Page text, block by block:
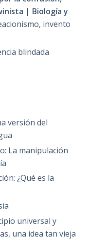
| Biología y
invento
blindada
versión del
La manipulación
¿Qué es la
universal y
una idea tan vieja